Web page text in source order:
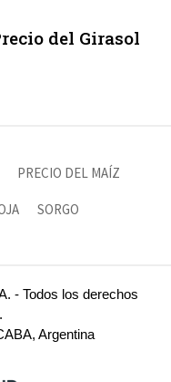
del Girasol
PRECIO DEL MAÍZ
SORGO
- Todos los derechos
Argentina